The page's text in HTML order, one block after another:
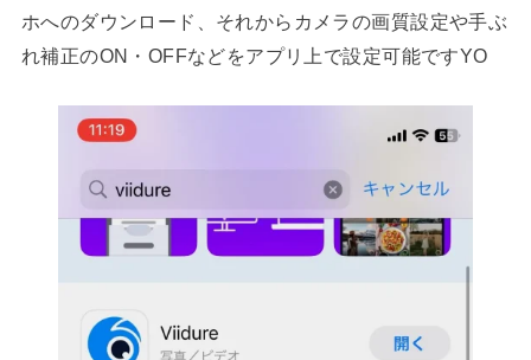
ホへのダウンロード、それからカメラの画質設定や手ぶ
れ補正のON・OFFなどをアプリ上で設定可能ですYO